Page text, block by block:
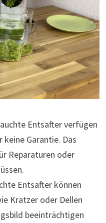
Entsafter verfügen
Garantie. Das
Reparaturen oder
Entsafter können
Kratzer oder Dellen
beeinträchtigen